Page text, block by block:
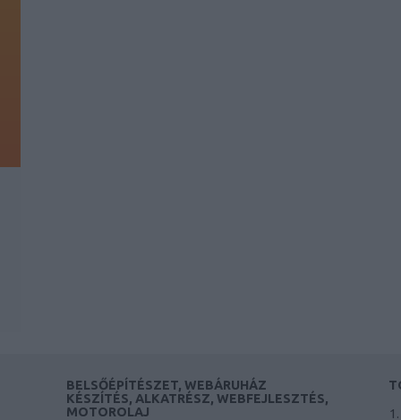
BELSŐÉPÍTÉSZET, WEBÁRUHÁZ
KÉSZÍTÉS, ALKATRÉSZ, WEBFEJLESZTÉS,
MOTOROLAJ